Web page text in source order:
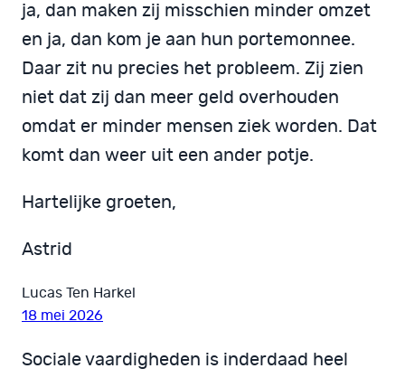
ja, dan maken zij misschien minder omzet
en ja, dan kom je aan hun portemonnee.
Daar zit nu precies het probleem. Zij zien
niet dat zij dan meer geld overhouden
omdat er minder mensen ziek worden. Dat
komt dan weer uit een ander potje.
Hartelijke groeten,
Astrid
Lucas Ten Harkel
18 mei 2026
Sociale vaardigheden is inderdaad heel